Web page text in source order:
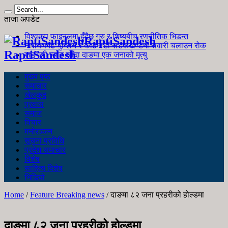
ताजा अपडेट
विश्वकप फाइनलमा हुँदैछ गुरु र शिष्यबीच रणनीतिक भिडन्त
नारायणगढ-मुग्लिन र काठमाडौं सडकखण्डमा सवारी चलाउन रोक
जङ्गली च्याउ खाँदा दाङमा एक जनाको मृत्यु
RaptiSandesh
RaptiSandesh
मुख्य पृष्ठ
समाचार
खेलकुद
प्रवास
समाज
विचार
मनोरञ्जन
सूचना प्रविधि
प्रदेश समाचार
विशेष
साहित्य विशेष
भिडियो
Home /Feature Breaking news /दाङमा ८२ जना प्रहरीको होल्डमा
दाङमा ८२ जना प्रहरीको होल्डमा